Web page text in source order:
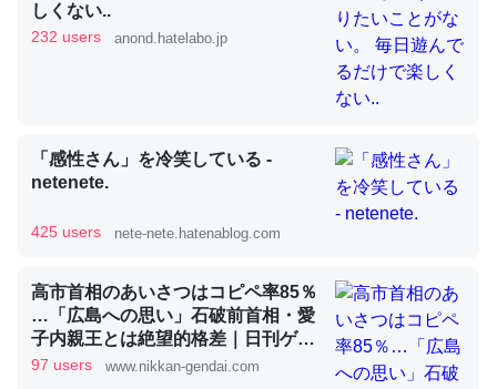
昆虫ってカルシウム少ないのか。知らんかった。調べたら
コオロギのカルシウム分はエビの600分の1程度。
─ニュース :: 【研究発表】昆虫学の大問題＝「昆虫はなぜ海にいな
利だから両方が拮抗してるのでは」とあって面白い。海に
いる鋏角類（カブトガニ・ウミグモ）はカルシウムを使わ
ずキチンを強化してる筈だが、酵素が違うのか？
─ニュース :: 【研究発表】昆虫学の大問題＝「昆虫はなぜ海にいな
しくない..
232 users anond.hatelabo.jp
「感性さん」を冷笑している -
netenete.
425 users nete-nete.hatenablog.com
高市首相のあいさつはコピペ率85％
…「広島への思い」石破前首相・愛
子内親王とは絶望的格差｜日刊ゲン
ダイDIGITAL
97 users www.nikkan-gendai.com